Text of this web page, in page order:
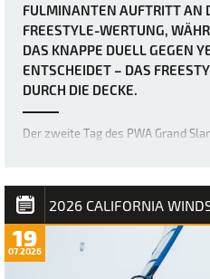
FULMINANTEN AUFTRITT AN
FREESTYLE-WERTUNG,
DAS KNAPPE DUELL GEGEN
ENTSCHEIDET – DAS
URCH DIE DECKE.
Der zweite Tag des PWA Grand
Freestyle-Bereich möglich ist.
unglaublich hoch, doch über Na…
2026 CALIFORNIA
19
07.2026